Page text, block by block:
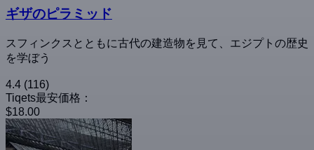
ギザのピラミッド
スフィンクスとともに古代の建造物を見て、エジプトの歴史
を学ぼう
4.4 (116)
Tiqets最安価格：
$18.00